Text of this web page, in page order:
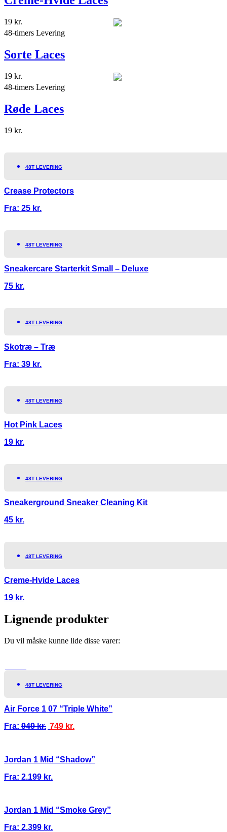
19 kr.
48-timers Levering
Sorte Laces
19 kr.
48-timers Levering
Røde Laces
19 kr.
48T LEVERING
Crease Protectors
Fra: 25 kr.
48T LEVERING
Sneakercare Starterkit Small – Deluxe
75 kr.
48T LEVERING
Skotræ – Træ
Fra: 39 kr.
48T LEVERING
Hot Pink Laces
19 kr.
48T LEVERING
Sneakerground Sneaker Cleaning Kit
45 kr.
48T LEVERING
Creme-Hvide Laces
19 kr.
Lignende produkter
Du vil måske kunne lide disse varer:
48T LEVERING
Air Force 1 07 “Triple White”
Fra: 949kr. 749 kr.
Jordan 1 Mid “Shadow”
Fra: 2.199 kr.
Jordan 1 Mid “Smoke Grey”
Fra: 2.399 kr.